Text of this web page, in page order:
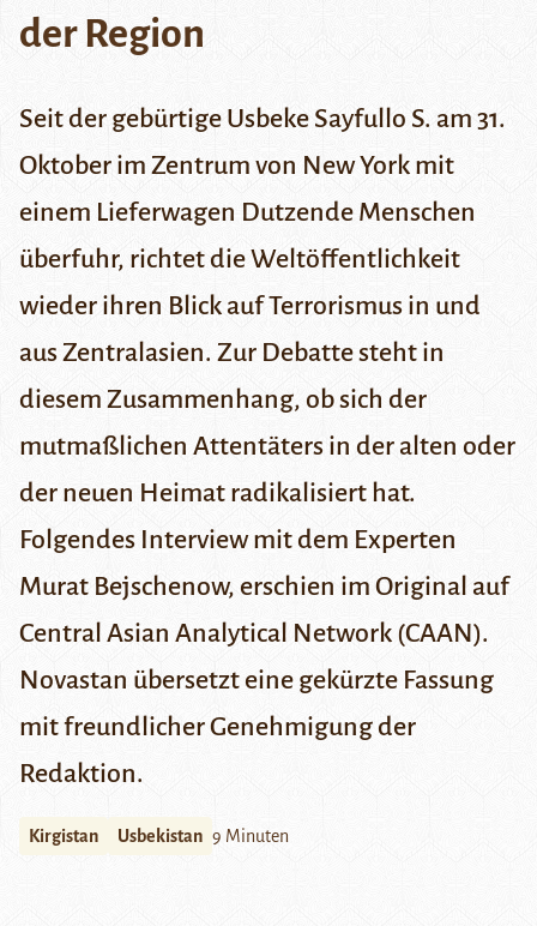
der Region
Seit der gebürtige Usbeke Sayfullo S. am 31.
Oktober im Zentrum von New York mit
einem Lieferwagen Dutzende Menschen
überfuhr, richtet die Weltöffentlichkeit
wieder ihren Blick auf Terrorismus in und
aus Zentralasien. Zur Debatte steht in
diesem Zusammenhang, ob sich der
mutmaßlichen Attentäters in der alten oder
der neuen Heimat radikalisiert hat.
Folgendes Interview mit dem Experten
Murat Bejschenow, erschien im Original auf
Central Asian Analytical Network (CAAN).
Novastan übersetzt eine gekürzte Fassung
mit freundlicher Genehmigung der
Redaktion.
Kirgistan Usbekistan 9 Minuten